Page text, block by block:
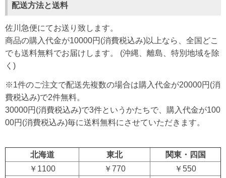
配送方法と送料
佐川急便にてお送り致します。
商品の購入代金が10000円(消費税込み)以上なら、全国どこ
でも送料無料でお届けします。 (沖縄、離島、特別地域を除
く)
※1件のご注文で配送先複数の場合は購入代金が20000円(消
費税込み)で2件無料。
30000円(消費税込み)で3件というかたちで、購入代金が100
00円(消費税込み)毎に送料無料にさせていただきます。
北海道 東北
関東・四国
￥1100
￥770
￥550